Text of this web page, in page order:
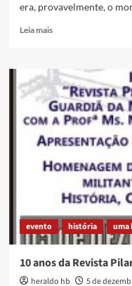
2011
era, provavelmente, o
Leia maisRead
O
Velho
Marujo
evento história uma
10 anos da Revista
heraldo hb 5 de